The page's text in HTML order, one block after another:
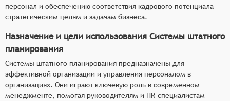
персонал и обеспечению соответствия кадрового потенциала
стратегическим целям и задачам бизнеса.
Назначение и цели использования Системы штатного
планирования
Системы штатного планирования предназначены для
эффективной организации и управления персоналом в
организациях. Они играют ключевую роль в современном
менеджменте, помогая руководителям и HR-специалистам